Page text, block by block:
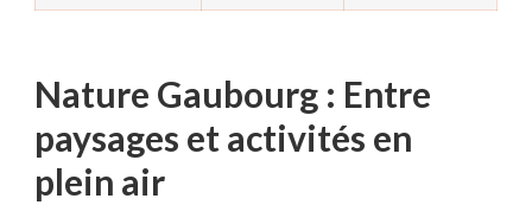
Nature Gaubourg : Entre
paysages et activités en
plein air